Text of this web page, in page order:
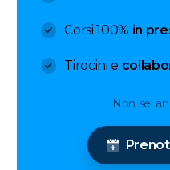
Corsi 100% in
Tirocini e
Non sei